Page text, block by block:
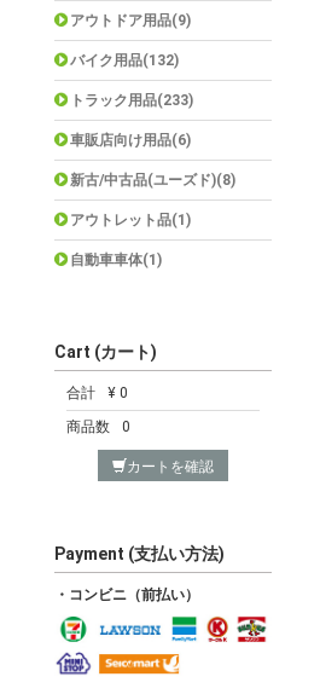
アウトドア用品(9)
バイク用品(132)
トラック用品(233)
車販店向け用品(6)
新古/中古品(ユーズド)(8)
アウトレット品(1)
自動車車体(1)
Cart (カート)
合計
¥ 0
商品数
0
カートを確認
Payment (支払い方法)
・コンビニ（前払い）